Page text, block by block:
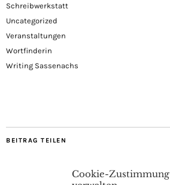
Cookie-Zustimmung
Schreibwerkstatt
Uncategorized
Veranstaltungen
Wortfinderin
Writing Sassenachs
BEITRAG TEILEN